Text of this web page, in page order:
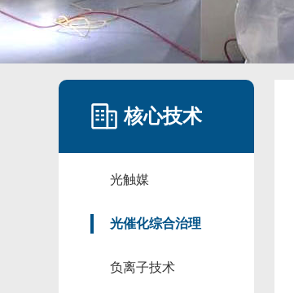
核心技术
光触媒
光催化综合治理
负离子技术